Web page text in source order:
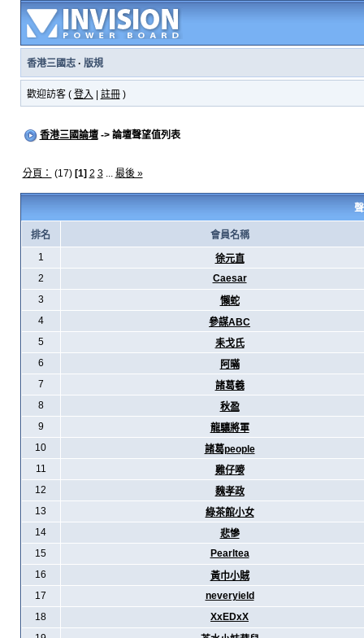
香港三國志· 版規
歡迎訪客 ( 登入 註冊)
香港三國論壇-> 論壇聲望值列表
分頁： (17) [1] 2 3... 最後 »
排名
會員名稱
1
徐元直
2
Caesar
3
懶蛇
4
參謀ABC
5
耒戈氏
6
阿暪
7
諸葛羲
8
秋盈
9
龍驤將軍
10
諸葛people
11
雞仔嘜
12
魏孝政
13
綠茶館小女
14
悲慘
15
Pearltea
16
黃巾小賊
17
neveryield
18
XxEDxX